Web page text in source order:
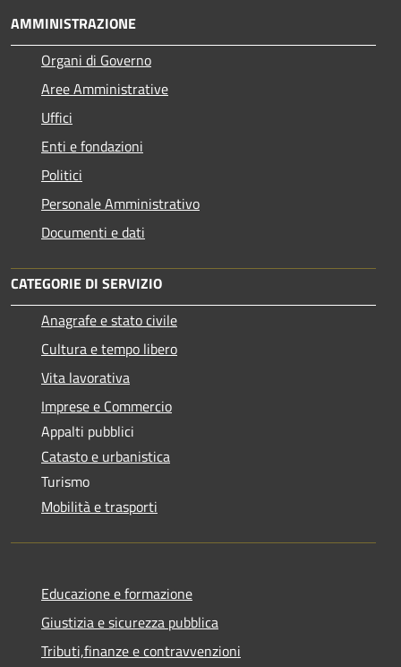
AMMINISTRAZIONE
Organi di Governo
Aree Amministrative
Uffici
Enti e fondazioni
Politici
Personale Amministrativo
Documenti e dati
CATEGORIE DI SERVIZIO
Anagrafe e stato civile
Cultura e tempo libero
Vita lavorativa
Imprese e Commercio
Appalti pubblici
Catasto e urbanistica
Turismo
Mobilità e trasporti
Educazione e formazione
Giustizia e sicurezza pubblica
Tributi,finanze e contravvenzioni